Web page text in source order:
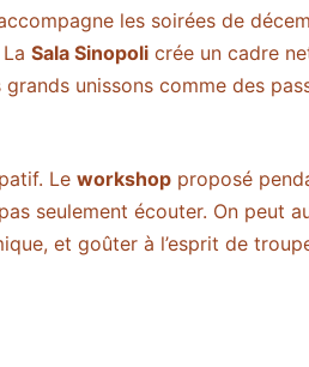
les soirées de
Sala Sinopoli crée un cadre
unissons comme des
Le workshop proposé
seulement écouter. On peut
et goûter à l’esprit de